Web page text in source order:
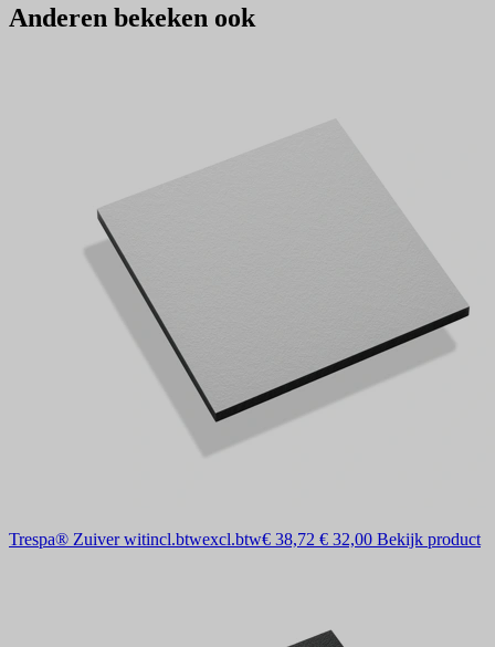
Anderen bekeken ook
Trespa® Zuiver witincl.btwexcl.btw€ 38,72 € 32,00 Bekijk product